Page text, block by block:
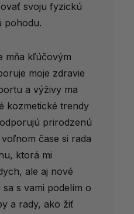
svoju fyzickú
pohodu.
mňa kľúčovým
moje zdravie
a výživy ma
kozmetické trendy
prirodzenú
čase si rada
ktorá mi
ale aj nové
s vami podelím o
a rady, ako žiť